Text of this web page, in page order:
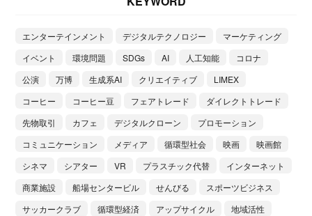
エンターテインメント デジタルテクノロジー
マーケティング
イベント
環境問題 SDGs AI 人工知能
コロナ
公演
万博 生成系AI クリエイティブ
LIMEX
コーヒー
コーヒー豆 フェアトレード
ダイレクトトレード
先物取引
カフェ デジタルクローン
プロモーション
コミュニケーション
メディア 循環型社会 映画
映画館
シネマ
シアター VR プラスチック代替
インターネット
商業施設
船場センタービル せんびる
スポーツビジネス
サッカークラブ
循環型経済 アップサイクル
地域活性